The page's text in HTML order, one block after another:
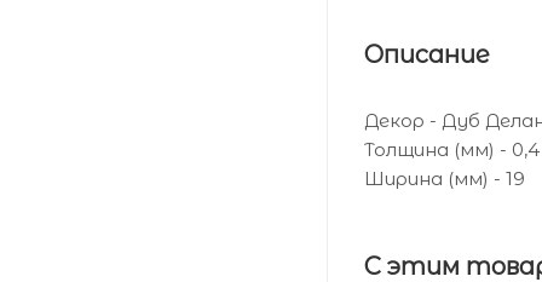
Описание
Декор - Дуб
Толщина (мм) - 0,4
Ширина (мм) - 19
С этим